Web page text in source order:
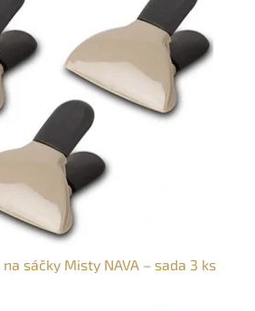
sáčky Misty NAVA – sada 3 ks